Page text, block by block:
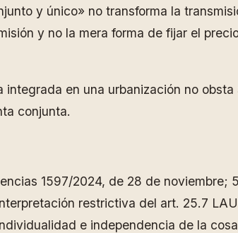
y único» no transforma la
y no la mera forma de fijar el
en una urbanización no
conjunta.
1597/2024, de 28 de
restrictiva del art. 25.7
e independencia de la